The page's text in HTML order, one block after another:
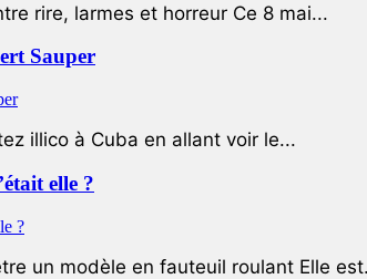
rire, larmes et horreur Ce 8 mai...
Sauper
illico à Cuba en allant voir le...
elle ?
un modèle en fauteuil roulant Elle